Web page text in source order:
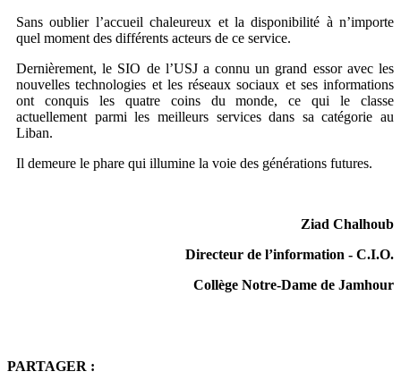
Sans oublier l’accueil chaleureux et la disponibilité à n’importe
quel moment des différents acteurs de ce service.
Dernièrement, le SIO de l’USJ a connu un grand essor avec les
nouvelles technologies et les réseaux sociaux et ses informations
ont conquis les quatre coins du monde, ce qui le classe
actuellement parmi les meilleurs services dans sa catégorie au
Liban.
Il demeure le phare qui illumine la voie des générations futures.
Ziad Chalhoub
Directeur de l’information - C.I.O.
Collège Notre-Dame de Jamhour
PARTAGER :